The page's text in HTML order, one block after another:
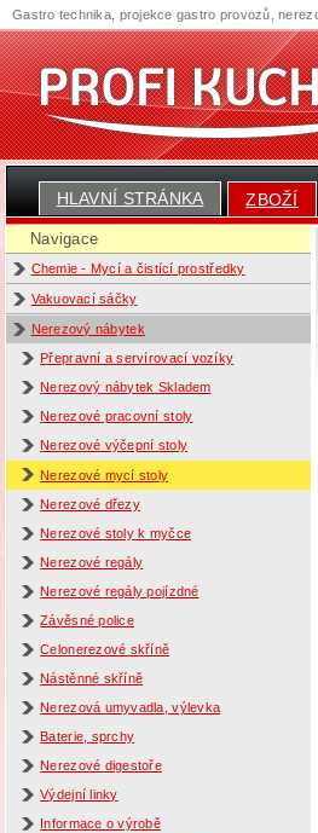
HLAVNÍ STRÁNKA ZBOŽÍ
Navigace
Chemie - Mycí a čistící prostředky
Vakuovací sáčky
Nerezový nábytek
Přepravní a servírovací vozíky
Nerezový nábytek Skladem
Nerezové pracovní stoly
Nerezové výčepní stoly
Nerezové mycí stoly
Nerezové dřezy
Nerezové stoly k myčce
Nerezové regály
Nerezové regály pojízdné
Závěsné police
Celonerezové skříně
Nástěnné skříně
Nerezová umyvadla, výlevka
Baterie, sprchy
Nerezové digestoře
Výdejní linky
Informace o výrobě
Gastro technika, projekce gastro provozů,